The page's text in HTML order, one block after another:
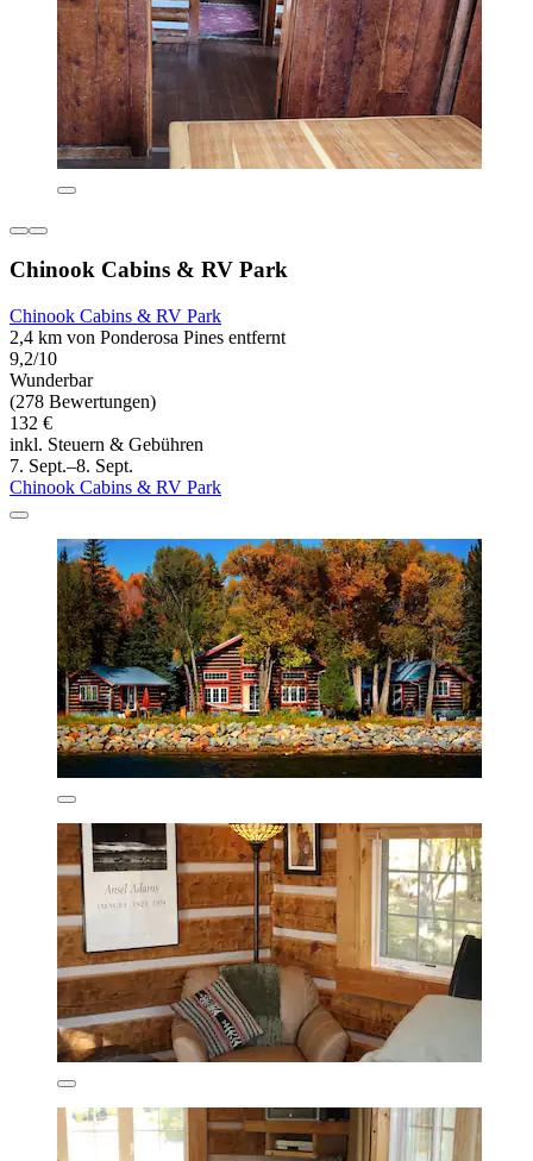
Chinook Cabins & RV Park
Chinook Cabins & RV Park
2,4 km von Ponderosa Pines entfernt
9,2/10
Wunderbar
(278 Bewertungen)
132 €
inkl. Steuern & Gebühren
7. Sept.–8. Sept.
Chinook Cabins & RV Park